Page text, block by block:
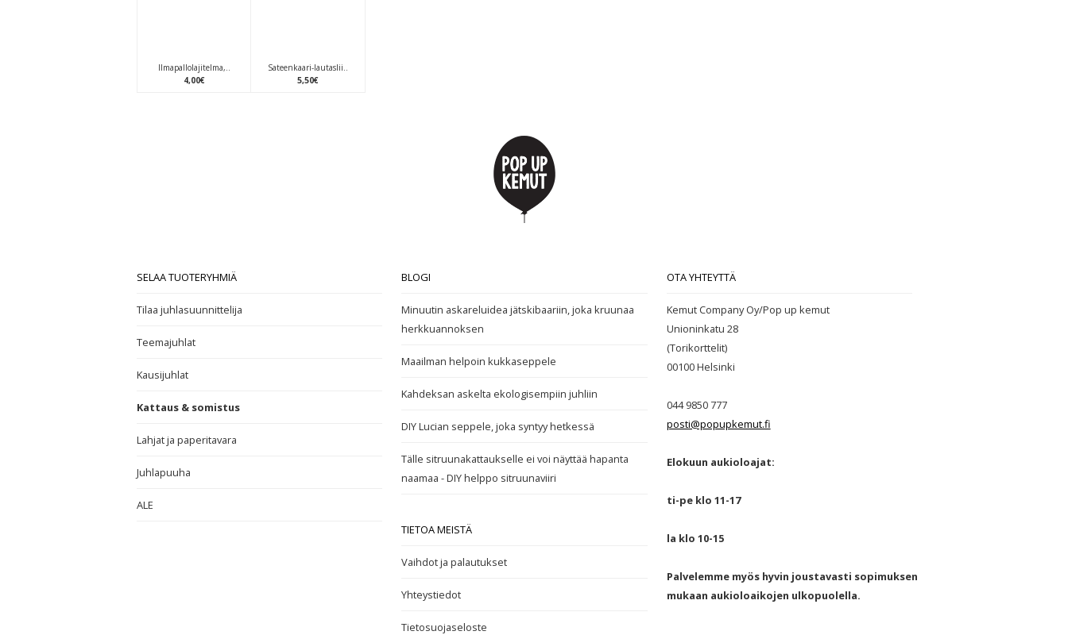
Ilmapallolajitelma,..
4,00€
Sateenkaari-lautaslii..
5,50€
SELAA TUOTERYHMIÄ
Tilaa juhlasuunnittelija
Teemajuhlat
Kausijuhlat
Kattaus & somistus
Lahjat ja paperitavara
Juhlapuuha
ALE
BLOGI
Minuutin askareluidea jätskibaariin, joka kruunaa
herkkuannoksen
Maailman helpoin kukkaseppele
Kahdeksan askelta ekologisempiin juhliin
DIY Lucian seppele, joka syntyy hetkessä
Tälle sitruunakattaukselle ei voi näyttää hapanta
naamaa - DIY helppo sitruunaviiri
TIETOA MEISTÄ
Vaihdot ja palautukset
Yhteystiedot
Tietosuojaseloste
OTA YHTEYTTÄ
Kemut Company Oy/Pop up kemut
Unioninkatu 28
(Torikorttelit)
00100Helsinki
044 9850 777
posti@popupkemut.fi
Elokuun aukioloajat:
ti-pe klo 11-17
la klo 10-15
Palvelemme myös hyvin joustavasti sopimuksen
mukaan aukioloaikojen ulkopuolella.